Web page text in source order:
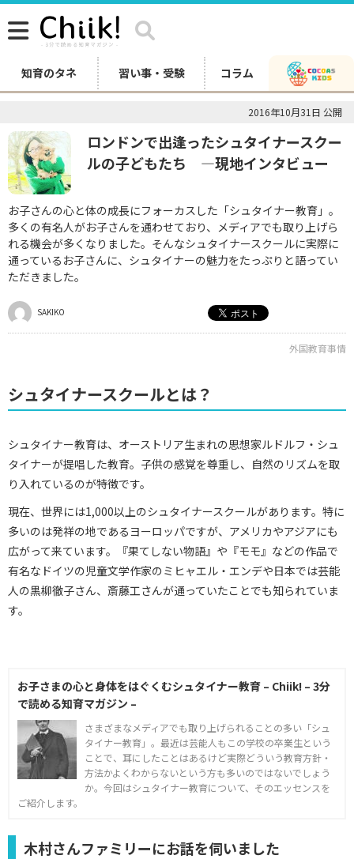
知育のタネ 習い事・受験 コラム
2016年10月31日 公開
ロンドンで出逢ったシュタイナースクー
ルの子どもたち ―現地インタビュー
お子さんの心と体の成長にフォーカスした「シュタイナー教育」。
多くの有名人がお子さんを通わせており、メディアでも取り上げら
れる機会が多くなりました。そんなシュタイナースクールに実際に
通っているお子さんに、シュタイナーの魅力をたっぷりと語ってい
ただきました。
SAKIKO
外国教育事情
シュタイナースクールとは？
シュタイナー教育は、オーストリア生まれの思想家ルドルフ・シュ
タイナーが提唱した教育。子供の感覚を尊重し、自然のリズムを取
り入れているのが特徴です。
現在、世界には1,000以上のシュタイナースクールがあります。特に
多いのは発祥の地であるヨーロッパですが、アメリカやアジアにも
広がって来ています。『果てしない物語』や『モモ』などの作品で
有名なドイツの児童文学作家のミヒャエル・エンデや日本では芸能
人の黒柳徹子さん、斎藤工さんが通っていたことでも知られていま
す。
お子さまの心と身体をはぐくむシュタイナー教育 – Chiik! – 3分
で読める知育マガジン –
さまざまなメディアでも取り上げられることの多い「シュ
タイナー教育」。最近は芸能人もこの学校の卒業生という
ことで、耳にしたことはあるけど実際どういう教育方針・
方法かよくわからないという方も多いのではないでしょう
か。今回はシュタイナー教育について、そのエッセンスを
ご紹介します。
木村さんファミリーにお話を伺いました